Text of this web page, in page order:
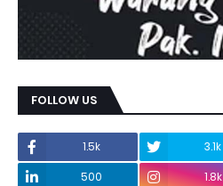
FOLLOW US
1.5k 3.1k
500
1.8k